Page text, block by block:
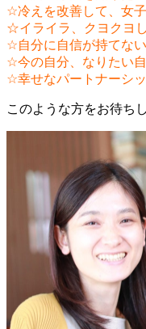
☆冷えを改善して、女
☆イライラ、クヨクヨ
☆自分に自信が持てな
☆今の自分、なりたい
☆幸せなパートナーシ
このような方をお待ち